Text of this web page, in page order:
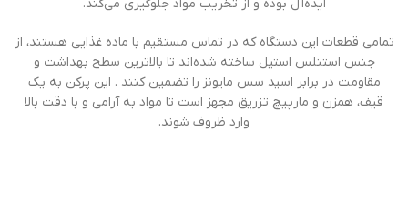
ایده‌آل بوده و از تخریب مواد جلوگیری می‌کند.
تمامی قطعات این دستگاه که در تماس مستقیم با ماده غذایی هستند، از
جنس استنلس استیل ساخته شده‌اند تا بالاترین سطح بهداشت و
مقاومت در برابر اسید سس مایونز را تضمین کنند . این پرکن به یک
قیف، همزن و مارپیچ تزریق مجهز است تا مواد به آرامی و با دقت بالا
وارد ظروف شوند.